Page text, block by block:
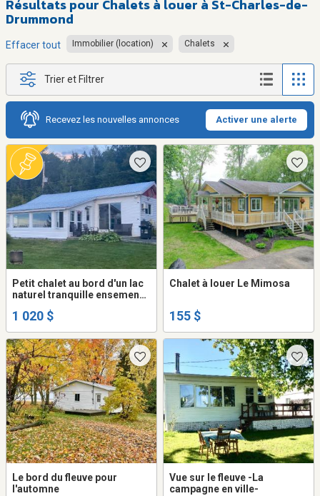
Résultats pour Chalets à louer à St-Charles-de-
Drummond
Effacer tout Immobilier (location) Chalets
Trier et Filtrer
Recevez les nouvelles annonces Activer une alerte
Petit chalet au bord d'un lac
naturel tranquille ensemencé
1 020 $
Chalet à louer Le Mimosa
155 $
Le bord du fleuve pour
l'automne
Vue sur le fleuve -La
campagne en ville-